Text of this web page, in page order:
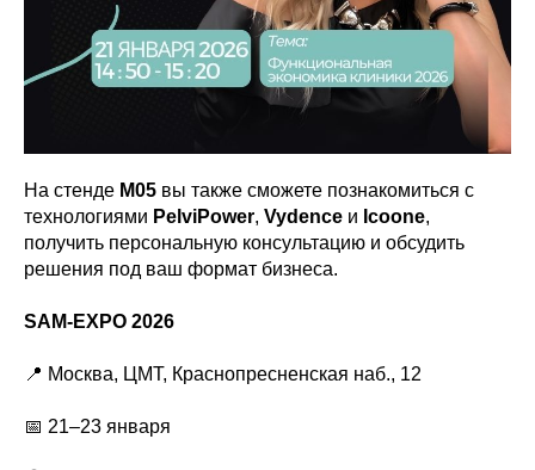
На стенде M05 вы также сможете познакомиться с
технологиями PelviPower, Vydence и Icoone,
получить персональную консультацию и обсудить
решения под ваш формат бизнеса.
SAM-EXPO 2026
📍 Москва, ЦМТ, Краснопресненская наб., 12
📅 21–23 января